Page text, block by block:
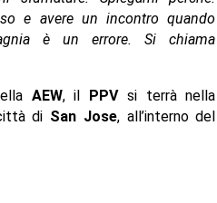
e avere un incontro quando
è un errore. Si chiama
AEW, il PPVsi terrà nella
di San Jose, all’interno del